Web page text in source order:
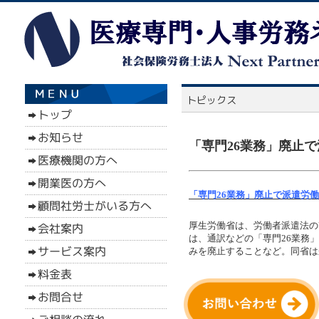
「専門26業務」廃止
「専門26業務」廃止で派遣労
厚生労働省は、労働者派遣法
は、通訳などの「専門26業務
みを廃止することなど。同省